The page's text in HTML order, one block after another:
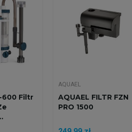
600 Filtr
AQUAEL
AQUAEL FILTR FZN
PRO 1500